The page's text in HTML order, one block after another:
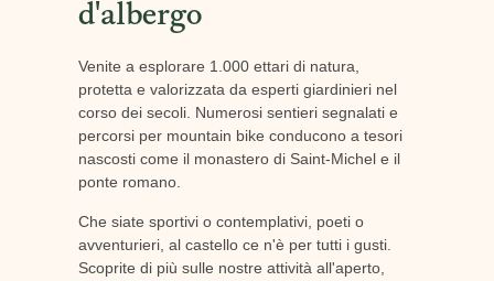
d'albergo
Venite a esplorare 1.000 ettari di natura,
protetta e valorizzata da esperti giardinieri nel
corso dei secoli. Numerosi sentieri segnalati e
percorsi per mountain bike conducono a tesori
nascosti come il monastero di Saint-Michel e il
ponte romano.
Che siate sportivi o contemplativi, poeti o
avventurieri, al castello ce n'è per tutti i gusti.
Scoprite di più sulle nostre attività all'aperto,